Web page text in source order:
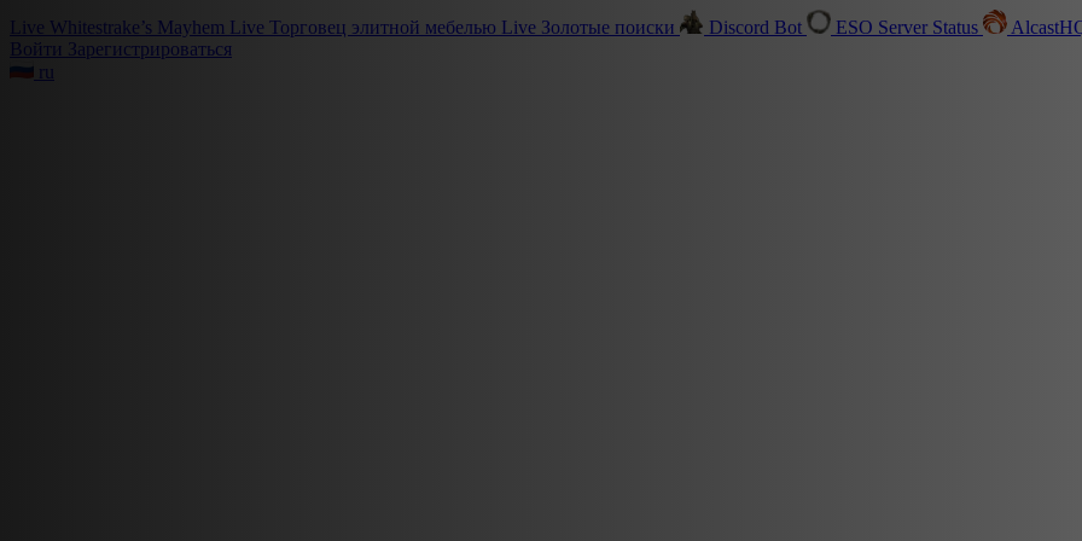
Live Whitestrake’s Mayhem Live Торговец элитной мебелью Live Золотые поиски Discord Bot ESO Server Status
Войти Зарегистрироваться
ru